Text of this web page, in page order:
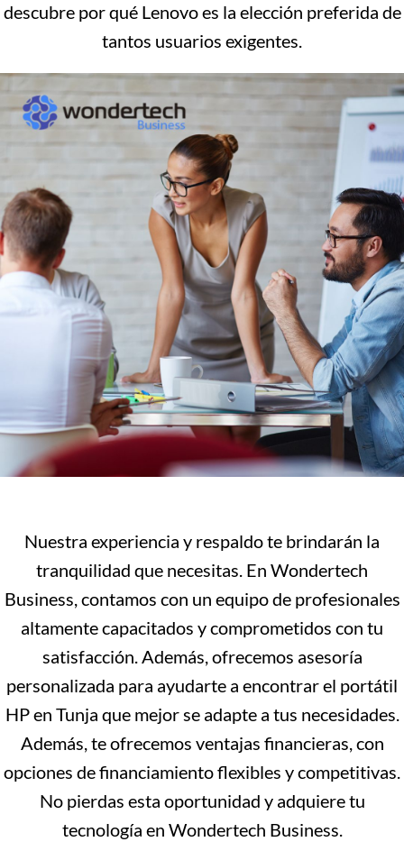
descubre por qué Lenovo es la elección preferida de
tantos usuarios exigentes.
Nuestra experiencia y respaldo te brindarán la
tranquilidad que necesitas. En Wondertech
Business, contamos con un equipo de profesionales
altamente capacitados y comprometidos con tu
satisfacción. Además, ofrecemos asesoría
personalizada para ayudarte a encontrar el portátil
HP en Tunja que mejor se adapte a tus necesidades.
Además, te ofrecemos ventajas financieras, con
opciones de financiamiento flexibles y competitivas.
No pierdas esta oportunidad y adquiere tu
tecnología en Wondertech Business.